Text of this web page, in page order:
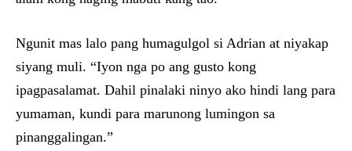
Ngunit mas lalo pang humagulgol si Adrian at niyakap
siyang muli. “Iyon nga po ang gusto kong
ipagpasalamat. Dahil pinalaki ninyo ako hindi lang para
yumaman, kundi para marunong lumingon sa
pinanggalingan.”